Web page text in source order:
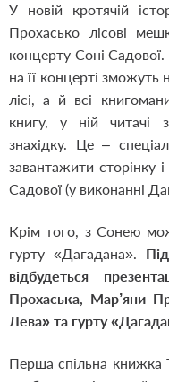
У новій кротячій
Прохасько лісові
концерту Соні
на її концерті
лісі, а й всі
книгу, у ній читачі
знахідку. Це –
завантажити сторінку
Садової (у виконанні
Крім того, з Сонею
гурту «Дагадана».
відбудеться
Прохаська, Мар’яни
Лева» та гурту
Перша спільна книжка